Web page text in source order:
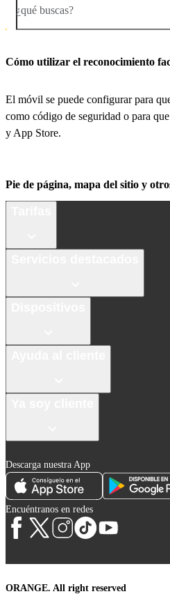
¿qué buscas?
Cómo utilizar el reconocimiento
El móvil se puede configurar para
como código de seguridad o para
y App Store.
Pie de página, mapa del sitio y
Descarga nuestra App
Encuéntranos en redes
ORANGE. All right reserved